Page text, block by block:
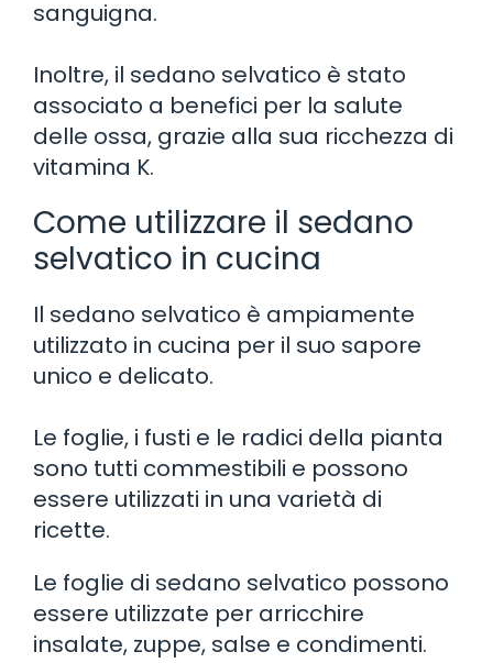
sanguigna.
Inoltre, il sedano selvatico è stato
associato a benefici per la salute
delle ossa, grazie alla sua ricchezza di
vitamina K.
Come utilizzare il sedano
selvatico in cucina
Il sedano selvatico è ampiamente
utilizzato in cucina per il suo sapore
unico e delicato.
Le foglie, i fusti e le radici della pianta
sono tutti commestibili e possono
essere utilizzati in una varietà di
ricette.
Le foglie di sedano selvatico possono
essere utilizzate per arricchire
insalate, zuppe, salse e condimenti.